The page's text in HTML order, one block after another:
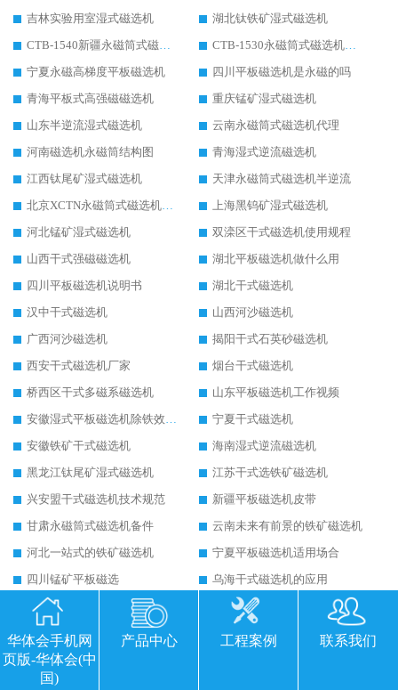
吉林实验用室湿式磁选机
湖北钛铁矿湿式磁选机
CTB-1540新疆永磁筒式磁选机
CTB-1530永磁筒式磁选机代理商
宁夏永磁高梯度平板磁选机
四川平板磁选机是永磁的吗
青海平板式高强磁磁选机
重庆锰矿湿式磁选机
山东半逆流湿式磁选机
云南永磁筒式磁选机代理
河南磁选机永磁筒结构图
青海湿式逆流磁选机
江西钛尾矿湿式磁选机
天津永磁筒式磁选机半逆流
北京XCTN永磁筒式磁选机磁块位置
上海黑钨矿湿式磁选机
河北锰矿湿式磁选机
双滦区干式磁选机使用规程
山西干式强磁磁选机
湖北平板磁选机做什么用
四川平板磁选机说明书
湖北干式磁选机
汉中干式磁选机
山西河沙磁选机
广西河沙磁选机
揭阳干式石英砂磁选机
西安干式磁选机厂家
烟台干式磁选机
桥西区干式多磁系磁选机
山东平板磁选机工作视频
安徽湿式平板磁选机除铁效果怎么样
宁夏干式磁选机
安徽铁矿干式磁选机
海南湿式逆流磁选机
黑龙江钛尾矿湿式磁选机
江苏干式选铁矿磁选机
兴安盟干式磁选机技术规范
新疆平板磁选机皮带
甘肃永磁筒式磁选机备件
云南未来有前景的铁矿磁选机
河北一站式的铁矿磁选机
宁夏平板磁选机适用场合
四川锰矿平板磁选
乌海干式磁选机的应用
陕西平板全自动磁选机生产厂家
广西平板高梯度磁选机
湖北强磁永磁滚筒
陕西皮带永磁滚筒
福建砂土矿干式磁选机
黑龙江强磁滚筒生产厂家
华体会手机网
页版-华体会(中
国)
产品中心 工程案例 联系我们